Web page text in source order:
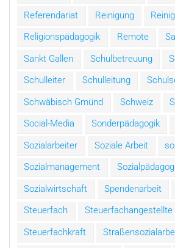
Referendariat
Reinigung
Religionspädagogik
Remote
Sankt Gallen
Schulbetreuung
Schulleiter
Schulleitung
Schwäbisch Gmünd
Schweiz
Social-Media
Sonderpädagogik
Sozialarbeiter
Soziale Arbeit
Sozialmanagement
Sozialwirtschaft
Spendenarbeit
Steuerfach
Steuerfachangestellte
Steuerfachkraft